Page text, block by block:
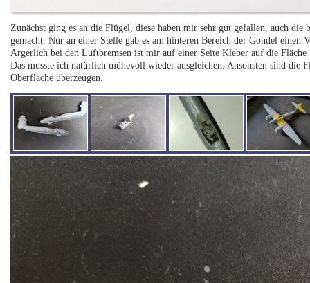
Zunächst ging es an die Flügel, diese haben mir sehr gut gefallen, auch die
gemacht. Nur an einer Stelle gab es am hinteren Bereich der Gondel einen
Ärgerlich bei den Luftbremsen ist mir auf einer Seite Kleber auf die
Das musste ich natürlich mühevoll wieder ausgleichen. Ansonsten sind
Oberfläche überzeugen.